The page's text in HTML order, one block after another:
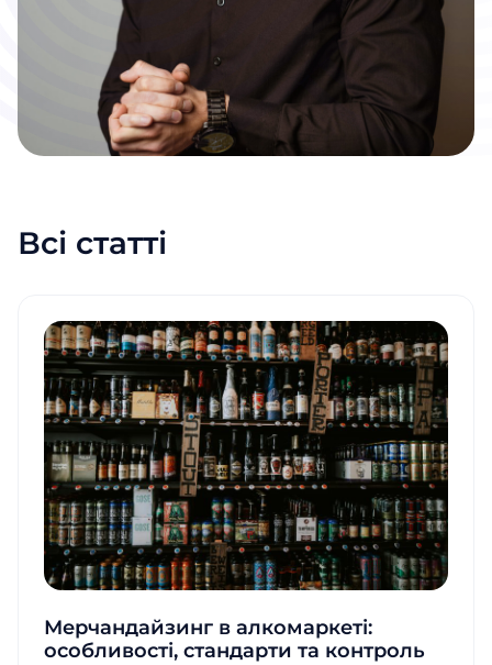
Всі статті
Мерчандайзинг в алкомаркеті:
особливості, стандарти та контроль